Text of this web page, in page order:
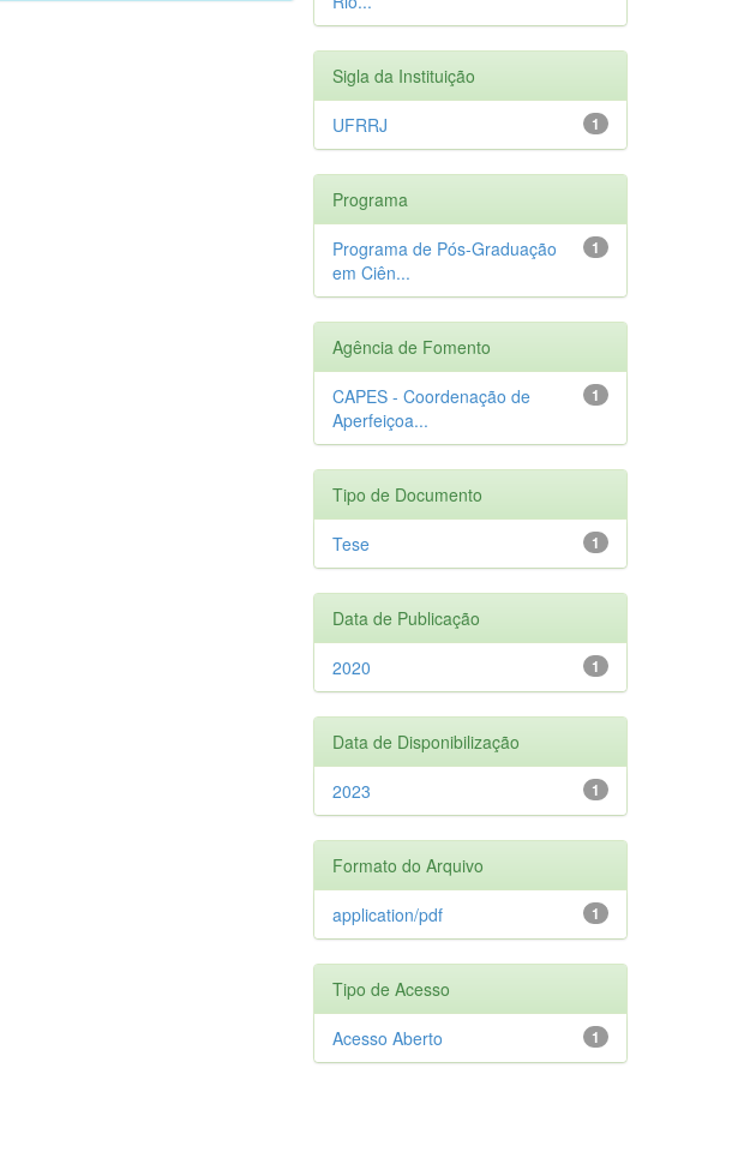
Sigla da Instituição
1
UFRRJ
Programa
1
Programa de Pós-Graduação
em Ciên...
Agência de Fomento
1
CAPES - Coordenação de
Aperfeiçoa...
Tipo de Documento
1
Tese
Data de Publicação
1
2020
Data de Disponibilização
1
2023
Formato do Arquivo
1
application/pdf
Tipo de Acesso
1
Acesso Aberto